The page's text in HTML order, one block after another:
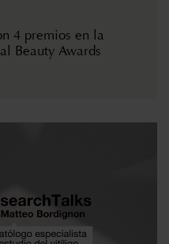
4 premios en la
Beauty Awards